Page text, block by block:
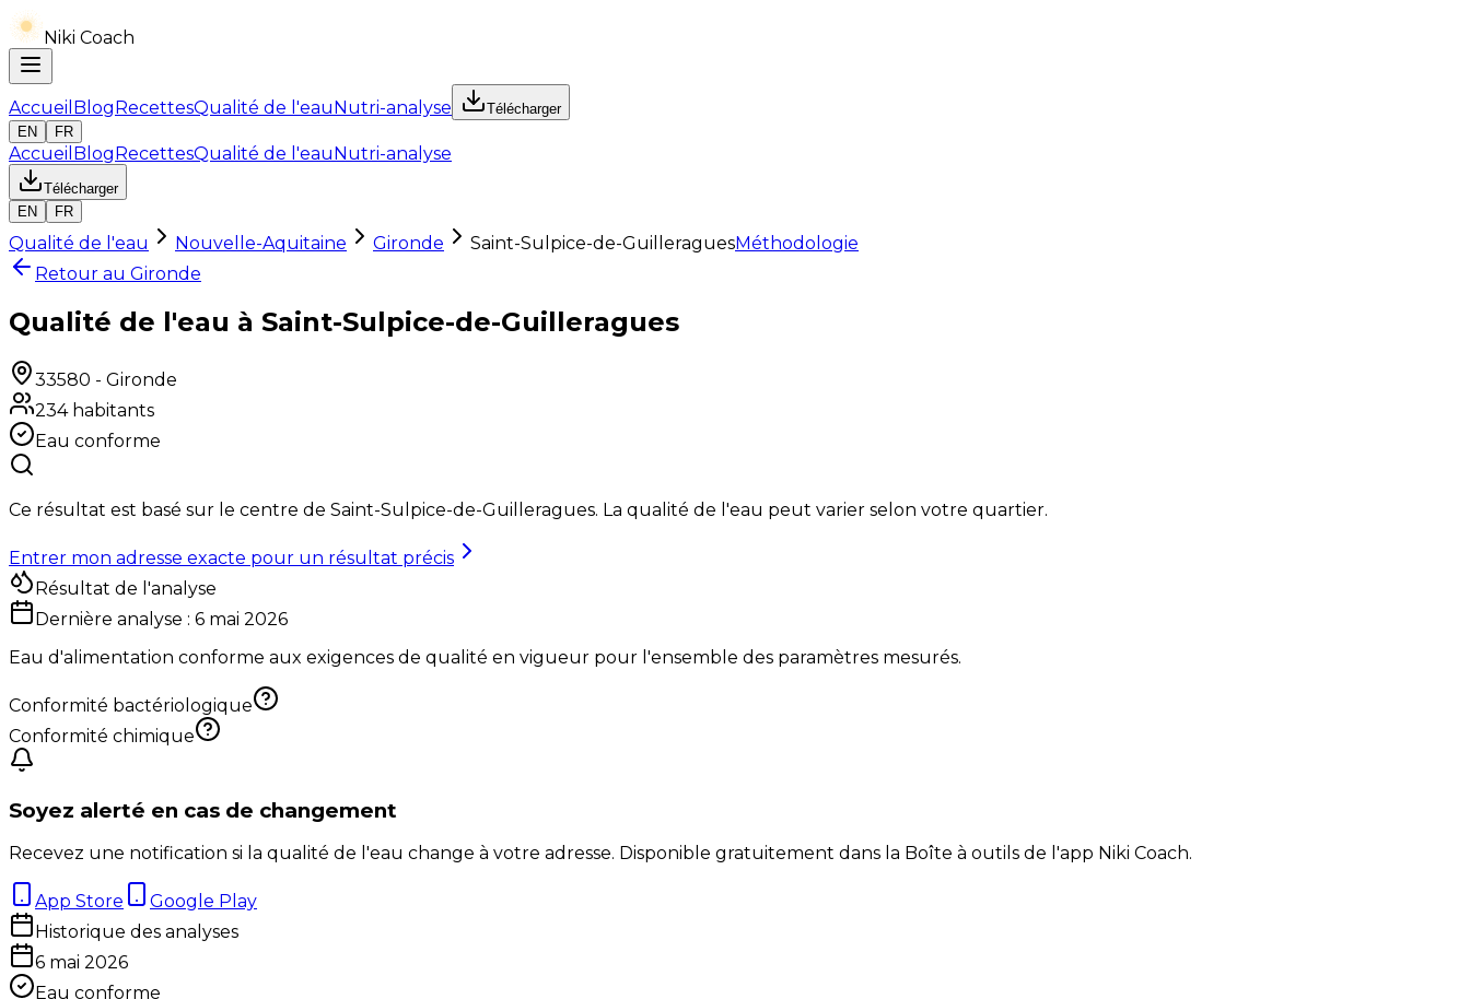
Niki Coach
Accueil BlogRecettesQualité de l'eauNutri-analyse
Télécharger
EN
FR
Accueil BlogRecettesQualité de l'eauNutri-analyse
Télécharger
EN
FR
Qualité de l'eau Nouvelle-Aquitaine Gironde Saint-Sulpice-de-GuilleraguesMéthodologie
Retour au Gironde
Qualité de l'eau à Saint-Sulpice-de-Guilleragues
33580 - Gironde
234habitants
Eau conforme
Ce résultat est basé sur le centre de Saint-Sulpice-de-Guilleragues. La qualité de l'eau peut varier selon votre quartier.
Entrer mon adresse exacte pour un résultat précis
Résultat de l'analyse
Dernière analyse : 6 mai 2026
Eau d'alimentation conforme aux exigences de qualité en vigueur pour l'ensemble des paramètres mesurés.
Conformité bactériologique
Conformité chimique
Soyez alerté en cas de changement
Recevez une notification si la qualité de l'eau change à votre adresse. Disponible gratuitement dans la Boîte à outils de l'app Niki Coach.
App Store
Google Play
Historique des analyses
6 mai 2026
Eau conforme